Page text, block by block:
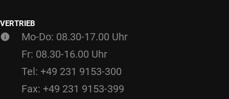
VERTRIEB
Mo-Do: 08.30-17.00 Uhr
Fr: 08.30-16.00 Uhr
Tel: +49 231 9153-300
Fax: +49 231 9153-399